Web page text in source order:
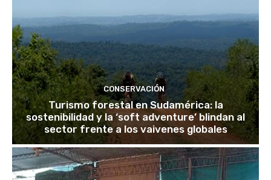
CONSERVACIÓN
Turismo forestal en Sudamérica: la
sostenibilidad y la ‘soft adventure’ blindan al
sector frente a los vaivenes globales